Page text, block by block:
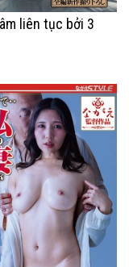
liên tục bởi 3